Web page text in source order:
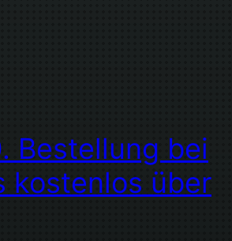
Bestellung bei
kostenlos über